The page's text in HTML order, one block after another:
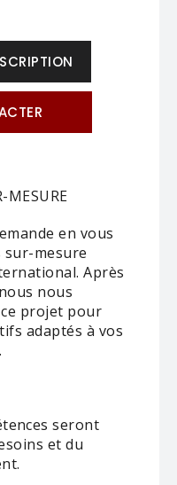
MESURE
en vous
mesure
Après
nous
projet pour
adaptés à vos
seront
et du